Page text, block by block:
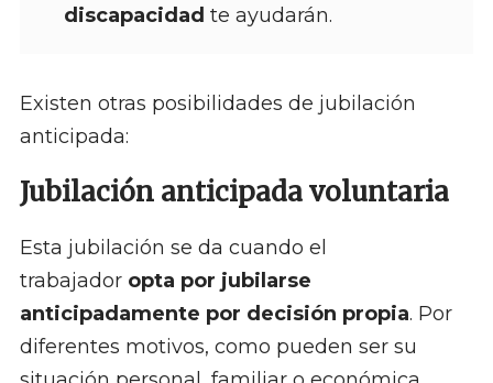
discapacidad te ayudarán.
Existen otras posibilidades de jubilación
anticipada:
Jubilación anticipada voluntaria
Esta jubilación se da cuando el
trabajador opta por jubilarse
anticipadamente por decisión propia. Por
diferentes motivos, como pueden ser su